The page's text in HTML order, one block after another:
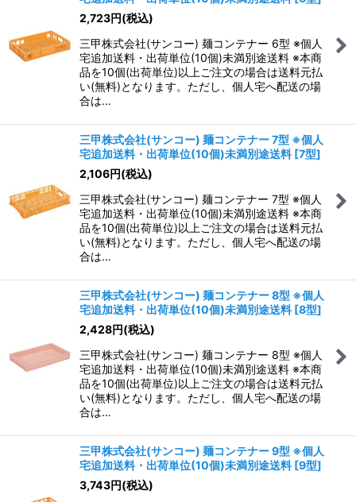
2,723円(税込)
三甲株式会社(サンコー) 麺コンテナー 6型 ※個人
宅追加送料・出荷単位(10個)未満別途送料 ※本商
品を10個(出荷単位)以上ご注文の場合は送料元払
い(無料)となります。ただし、個人宅へ配送の場
合は…
三甲株式会社(サンコー) 麺コンテナー 7型 ※個人
宅追加送料・出荷単位(10個)未満別途送料 [7型]
2,106円(税込)
三甲株式会社(サンコー) 麺コンテナー 7型 ※個人
宅追加送料・出荷単位(10個)未満別途送料 ※本商
品を10個(出荷単位)以上ご注文の場合は送料元払
い(無料)となります。ただし、個人宅へ配送の場
合は…
三甲株式会社(サンコー) 麺コンテナー 8型 ※個人
宅追加送料・出荷単位(10個)未満別途送料 [8型]
2,428円(税込)
三甲株式会社(サンコー) 麺コンテナー 8型 ※個人
宅追加送料・出荷単位(10個)未満別途送料 ※本商
品を10個(出荷単位)以上ご注文の場合は送料元払
い(無料)となります。ただし、個人宅へ配送の場
合は…
三甲株式会社(サンコー) 麺コンテナー 9型 ※個人
宅追加送料・出荷単位(10個)未満別途送料 [9型]
3,743円(税込)